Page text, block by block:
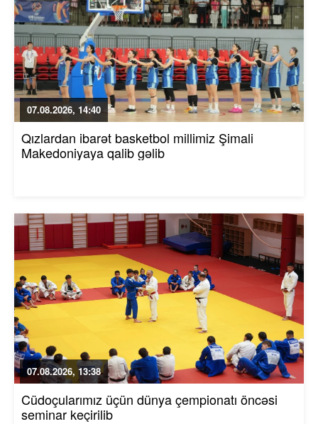
07.08.2026, 14:40
Qızlardan ibarət basketbol millimiz Şimali
Makedoniyaya qalib gəlib
07.08.2026, 13:38
Cüdoçularımız üçün dünya çempionatı öncəsi
seminar keçirilib